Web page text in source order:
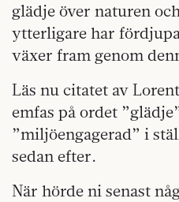
glädje över naturen
ytterligare har
växer fram genom
Läs nu citatet av
emfas på ordet
”miljöengagerad” i
sedan efter.
När hörde ni senast